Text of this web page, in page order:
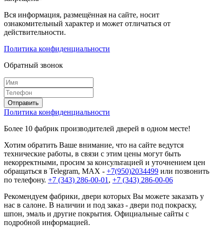
Вся информация, размещённая на сайте, носит
ознакомительный характер и может отличаться от
действительности.
Политика конфиденциальности
Обратный звонок
Политика конфиденциальности
Более 10 фабрик производителей дверей в одном месте!
Хотим обратить Ваше внимание, что на сайте ведутся
технические работы, в связи с этим цены могут быть
некорректными, просим за консультацией и уточнением цен
обращаться в Telegram, MAX - +7(950)2034499 или позвонить
по телефону. +7 (343) 286-00-01 , +7 (343) 286-00-06
Рекомендуем фабрики, двери которых Вы можете заказать у
нас в салоне. В наличии и под заказ - двери под покраску,
шпон, эмаль и другие покрытия. Официальные сайты с
подробной информацией.